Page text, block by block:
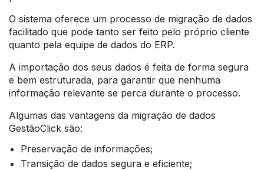
O sistema oferece um processo de migração de dados
facilitado que pode tanto ser feito pelo próprio cliente
quanto pela equipe de dados do ERP.
A importação dos seus dados é feita de forma segura
e bem estruturada, para garantir que nenhuma
informação relevante se perca durante o processo.
Algumas das vantagens da migração de dados
GestãoClick são:
Preservação de informações;
Transição de dados segura e eficiente;